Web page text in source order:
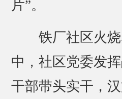
片”。
铁厂社区火烧
中，社区党委发
干部带头实干，